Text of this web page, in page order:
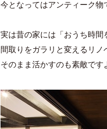
今となってはアンティーク物
実は昔の家には「おうち時間
間取りをガラリと変えるリ
そのまま活かすのも素敵です